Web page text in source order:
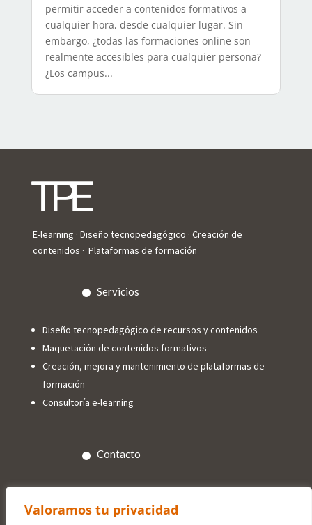
Valoramos tu privacidad
permitir acceder a contenidos formativos a
cualquier hora, desde cualquier lugar. Sin
embargo, ¿todas las formaciones online son
realmente accesibles para cualquier persona?
¿Los campus...
E-learning · Diseño tecnopedagógico · Creación de
contenidos · Plataformas de formación
Servicios
Diseño tecnopedagógico de recursos y contenidos
Maquetación de contenidos formativos
Creación, mejora y mantenimiento de plataformas de
formación
Consultoría e-learning
Contacto
+34 618 84 88 11